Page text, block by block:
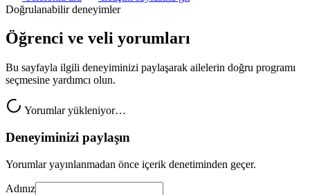
Doğrulanabilir deneyimler
Öğrenci ve veli yorumları
Bu sayfayla ilgili deneyiminizi paylaşarak ailelerin doğru programı
seçmesine yardımcı olun.
Yorumlar yükleniyor…
Deneyiminizi paylaşın
Yorumlar yayınlanmadan önce içerik denetiminden geçer.
Adınız